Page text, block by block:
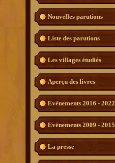
Nouvelles parutions
Liste des parutions
Les villages étudiés
Aperçu des livres
Evénements 2016 - 2022
Evénements 2009 - 2015
La presse